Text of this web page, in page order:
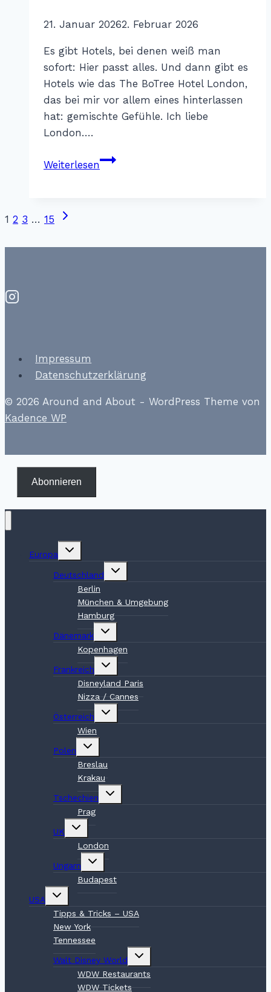
VonKatharina
21. Januar 20262. Februar 2026
Es gibt Hotels, bei denen weiß man
sofort: Hier passt alles. Und dann gibt es
Hotels wie das The BoTree Hotel London,
das bei mir vor allem eines hinterlassen
hat: gemischte Gefühle. Ich liebe
London….
WeiterlesenThe
Seitennavigation
1 2 3 … 15
Nächste
Impressum
Datenschutzerklärung
© 2026 Around and About - WordPress Theme von
Kadence WP
Abonnieren
Europa
Untermenü
Deutschland
Untermenü
Berlin
München & Umgebung
Hamburg
Dänemark
Untermenü
Kopenhagen
Frankreich
Untermenü
Disneyland Paris
Nizza / Cannes
Österreich
Untermenü
Wien
Polen
Untermenü
Breslau
Krakau
Tschechien
Untermenü
Prag
UK
Untermenü
London
Ungarn
Untermenü
Budapest
USA
Untermenü
Tipps & Tricks – USA
New York
Tennessee
Walt Disney World
Untermenü
WDW Restaurants
WDW Tickets